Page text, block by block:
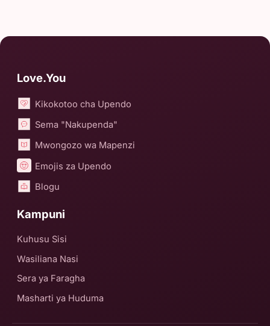
Love.You
Kikokotoo cha Upendo
Sema "Nakupenda"
Mwongozo wa Mapenzi
Emojis za Upendo
Blogu
Kampuni
Kuhusu Sisi
Wasiliana Nasi
Sera ya Faragha
Masharti ya Huduma